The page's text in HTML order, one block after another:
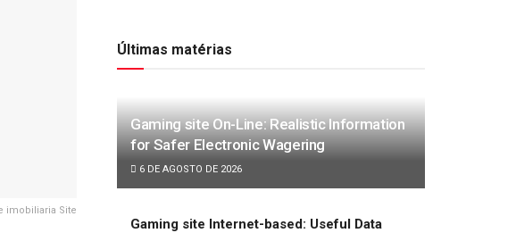
imobiliaria Site
Últimas matérias
Gaming site On-Line: Realistic Information
for Safer Electronic Wagering
6 DE AGOSTO DE 2026
Gaming site Internet-based: Useful Data